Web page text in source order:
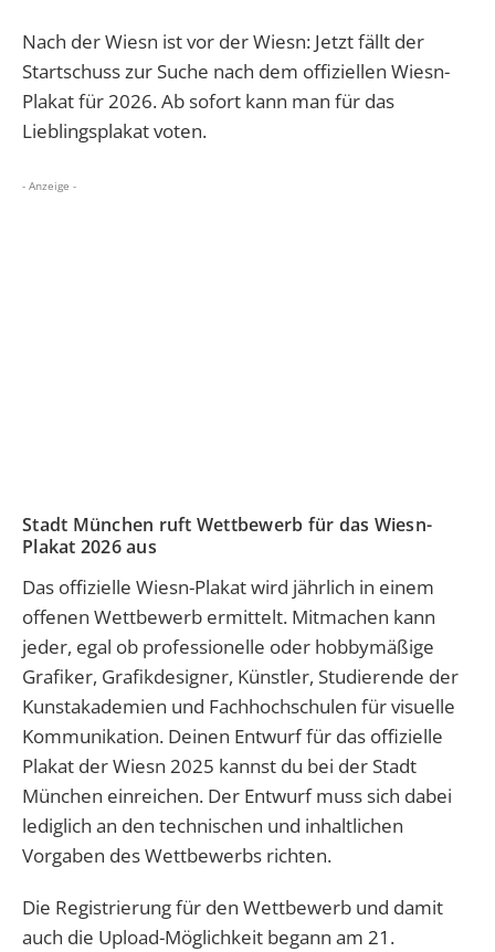
Nach der Wiesn ist vor der Wiesn: Jetzt fällt der
Startschuss zur Suche nach dem offiziellen Wiesn-
Plakat für 2026. Ab sofort kann man für das
Lieblingsplakat voten.
- Anzeige -
Stadt München ruft Wettbewerb für das Wiesn-
Plakat 2026 aus
Das offizielle Wiesn-Plakat wird jährlich in einem
offenen Wettbewerb ermittelt. Mitmachen kann
jeder, egal ob professionelle oder hobbymäßige
Grafiker, Grafikdesigner, Künstler, Studierende der
Kunstakademien und Fachhochschulen für visuelle
Kommunikation. Deinen Entwurf für das offizielle
Plakat der Wiesn 2025 kannst du bei der Stadt
München einreichen. Der Entwurf muss sich dabei
lediglich an den technischen und inhaltlichen
Vorgaben des Wettbewerbs richten.
Die Registrierung für den Wettbewerb und damit
auch die Upload-Möglichkeit begann am 21.